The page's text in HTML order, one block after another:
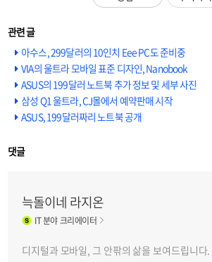
아수스, 299달러의 10인치 Eee PC도 준비중
VIA의 울트라 모바일 표준 디자인, Nanobook
ASUS의 199달러 노트북 추가 정보 및 세부 사진
삼성 Q1 울트라, CJ몰에서 예약판매 시작
ASUS, 199달러짜리 노트북 공개
댓글
늑돌이네 라지온
IT분야 크리에이터
디지털과 모바일, 그 안팎의 삶을 보여드립니다.